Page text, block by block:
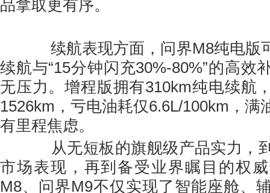
品拿取更有序。
续航表现方面，问界M8纯电版
续航与“15分钟闪充30%-80%”的高效
无压力。增程版拥有310km纯电续航
1526km，亏电油耗仅6.6L/100km，满
有里程焦虑。
从无短板的旗舰级产品实力，
市场表现，再到备受业界瞩目的权
M8、问界M9不仅实现了智能座舱、